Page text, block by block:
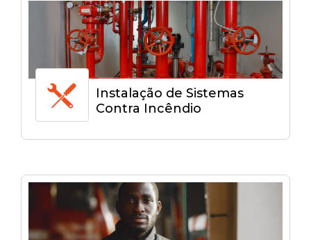
Instalação de Sistemas
Contra Incêndio